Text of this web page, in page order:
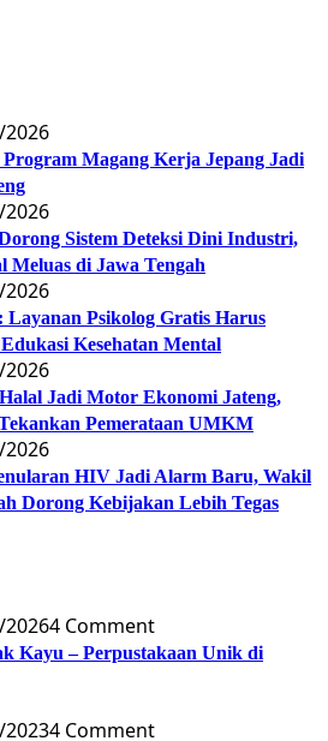
Magang Kerja Jepang Jadi
Sistem Deteksi Dini Industri,
Meluas di Jawa Tengah
Layanan Psikolog Gratis Harus
Kesehatan Mental
Jadi Motor Ekonomi Jateng,
Pemerataan UMKM
HIV Jadi Alarm Baru, Wakil
Dorong Kebijakan Lebih Tegas
4 Comment
Kayu – Perpustakaan Unik di
4 Comment